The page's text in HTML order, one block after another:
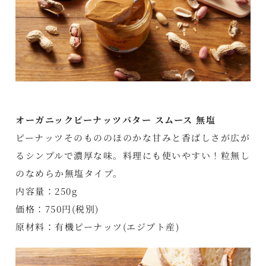
オーガニックピーナッツバター スムース 無塩
ピーナッツそのもののほのかな甘みと香ばしさが広が
るシンプルで濃厚な味。料理にも使いやすい！粒無し
のなめらか無塩タイプ。
内容量：250g
価格：750円(税別)
原材料：有機ピーナッツ(エジプト産)